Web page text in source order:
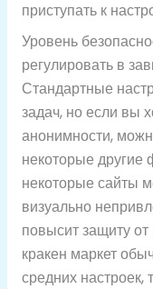
приступать к
Уровень
регулировать в
Стандартные
задач, но если вы
анонимности,
некоторые другие
некоторые сайты
визуально
повысит защиту
кракен маркет
средних настроек,